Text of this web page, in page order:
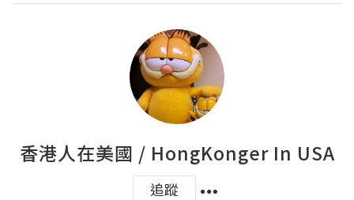
香港人在美國 / HongKonger In USA
追蹤